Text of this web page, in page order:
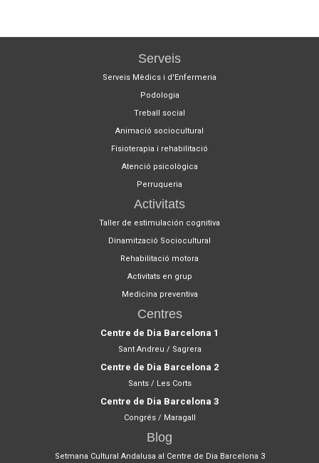
Serveis
Serveis Mèdics i d'Enfermeria
Podologia
Treball social
Animació sociocultural
Fisioterapia i rehabilitació
Atenció psicològica
Perruqueria
Activitats
Taller de estimulación cognitiva
Dinamització Sociocultural
Rehabilitació motora
Activitats en grup
Medicina preventiva
Centres
Centre de Dia Barcelona 1
Sant Andreu / Sagrera
Centre de Dia Barcelona 2
Sants / Les Corts
Centre de Dia Barcelona 3
Congrés / Maragall
Blog
Setmana Cultural Andalusa al Centre de Dia Barcelona 3